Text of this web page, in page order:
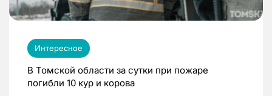
Интересное
В Томской области за сутки при пожаре
погибли 10 кур и корова